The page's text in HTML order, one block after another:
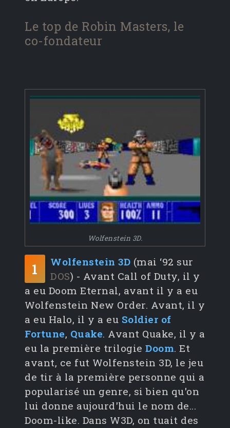
Le top de Robin Masters, le
co-fondateur
Wolfenstein 3D.
1 Wolfenstein 3D (mai ‘92 sur
DOS) - Avant Call of Duty, il y
a eu Doom Eternal, avant il y a eu
Wolfenstein New Order. Avant, il y
a eu Halo, il y a eu Soldier of
Fortune, Quake. Avant Quake, il y a
eu la première trilogie Doom. Et
avant, ce fut Wolfenstein 3D, le jeu
de tir à la première personne qui a
popularisé un genre, si bien qu'on
lui donne aujourd'hui le nom de...
Doom-like. Dans W3D, on tuait des